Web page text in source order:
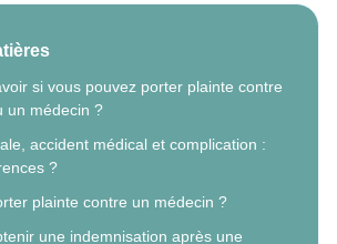
si vous pouvez porter plainte contre
un médecin ?
accident médical et complication :
?
plainte contre un médecin ?
une indemnisation après une